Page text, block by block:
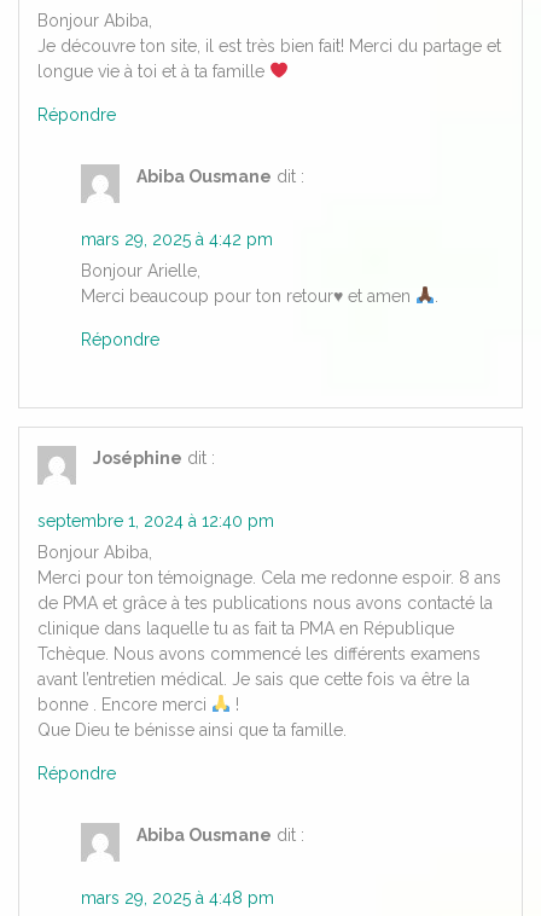
Bonjour Abiba,
Je découvre ton site, il est très bien fait! Merci du partage et
longue vie à toi et à ta famille
Répondre
Abiba Ousmane dit :
mars 29, 2025 à 4:42 pm
Bonjour Arielle,
Merci beaucoup pour ton retour♥️ et amen
Répondre
Joséphine dit :
septembre 1, 2024 à 12:40 pm
Bonjour Abiba,
Merci pour ton témoignage. Cela me redonne espoir. 8 ans
de PMA et grâce à tes publications nous avons contacté la
clinique dans laquelle tu as fait ta PMA en République
Tchèque. Nous avons commencé les différents examens
avant l’entretien médical. Je sais que cette fois va être la
bonne . Encore merci
!
Que Dieu te bénisse ainsi que ta famille.
Répondre
Abiba Ousmane dit :
mars 29, 2025 à 4:48 pm